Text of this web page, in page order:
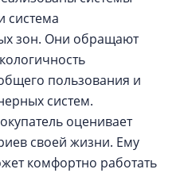
система
зон. Они обращают
пользования и
систем.
оценивает
своей жизни. Ему
комфортно работать